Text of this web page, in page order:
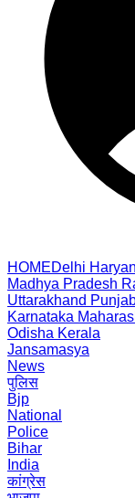
HOMEDelhi
Madhya Pradesh
Uttarakhand
Karnataka
Odisha Kerala
Jansamasya
News
पुलिस
Bjp
National
Police
Bihar
India
कांग्रेस